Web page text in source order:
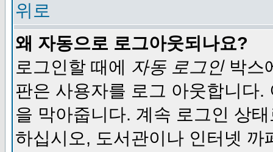
위로
왜 자동으로 로그아웃되나요?
로그인할 때에 자동 로그인박스
판은 사용자를 로그 아웃합니다
을 막아줍니다. 계속 로그인 상
하십시오, 도서관이나 인터넷